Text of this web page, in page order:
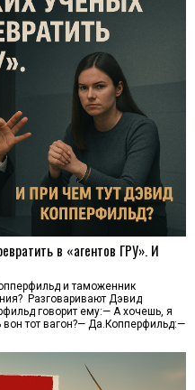
в «агентов ГРУ». И
и таможенник
Разговаривают Дэвид
говорит ему:— А хочешь, я
тот вагон?— Да.Копперфильд:—